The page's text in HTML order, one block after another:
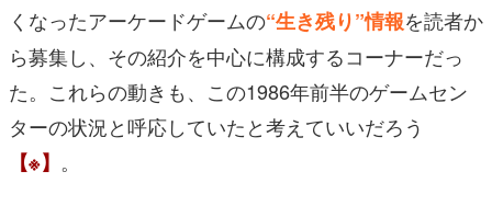
くなったアーケードゲームの“生き残り”情報を読者か
ら募集し、その紹介を中心に構成するコーナーだっ
た。これらの動きも、この1986年前半のゲームセン
ターの状況と呼応していたと考えていいだろう
【※】 。